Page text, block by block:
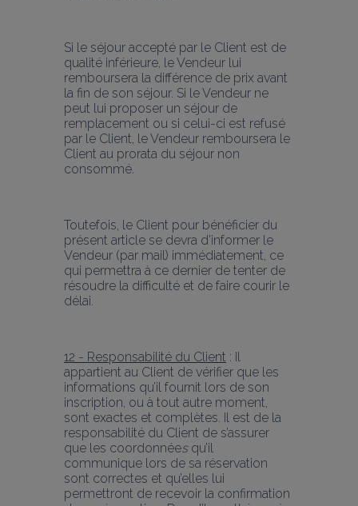
Si le séjour accepté par le Client est de
qualité inférieure, le Vendeur lui
remboursera la différence de prix avant
la fin de son séjour. Si le Vendeur ne
peut lui proposer un séjour de
remplacement ou si celui-ci est refusé
par le Client, le Vendeur remboursera le
Client au prorata du séjour non
consommé.
Toutefois, le Client pour bénéficier du
présent article se devra d’informer le
Vendeur (par mail) immédiatement, ce
qui permettra à ce dernier de tenter de
résoudre la difficulté et de faire courir le
délai.
12 - Responsabilité du Client : Il
appartient au Client de vérifier que les
informations qu’il fournit lors de son
inscription, ou à tout autre moment,
sont exactes et complètes. Il est de la
responsabilité du Client de s’assurer
que les coordonnées qu’il
communique lors de sa réservation
sont correctes et qu’elles lui
permettront de recevoir la confirmation